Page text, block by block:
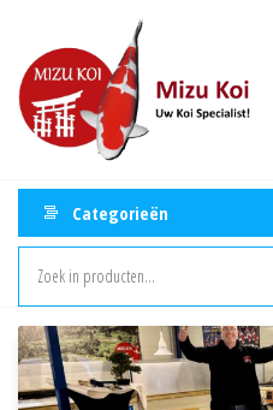
inhoud
Categorieën